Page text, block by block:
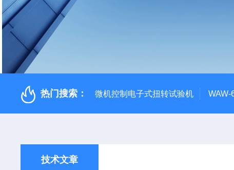
热门搜索： 微机控制电子式扭转试验机 WAW-
技术文章